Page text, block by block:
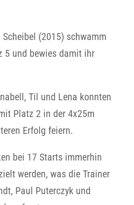
(2015) schwamm
5 und bewies damit ihr
Til und Lena konnten
Platz 2 in der 4x25m
Erfolg feiern.
bei 17 Starts immerhin
werden, was die Trainer
Paul Puterczyk und